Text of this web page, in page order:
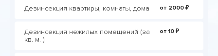
Дезинсекция квартиры, комнаты, дома от 2000 ₽
Дезинсекция нежилых помещений (за
кв. м. )
от 10 ₽